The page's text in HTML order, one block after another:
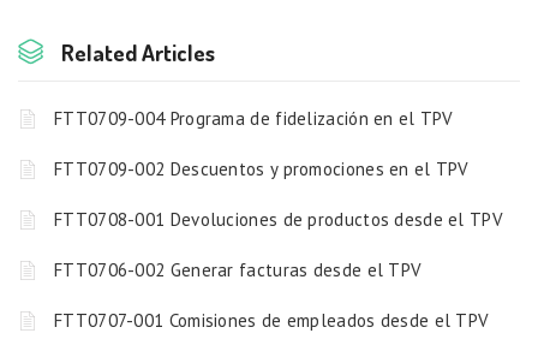
Related Articles
FTT0709-004 Programa de fidelización en el TPV
FTT0709-002 Descuentos y promociones en el TPV
FTT0708-001 Devoluciones de productos desde el TPV
FTT0706-002 Generar facturas desde el TPV
FTT0707-001 Comisiones de empleados desde el TPV